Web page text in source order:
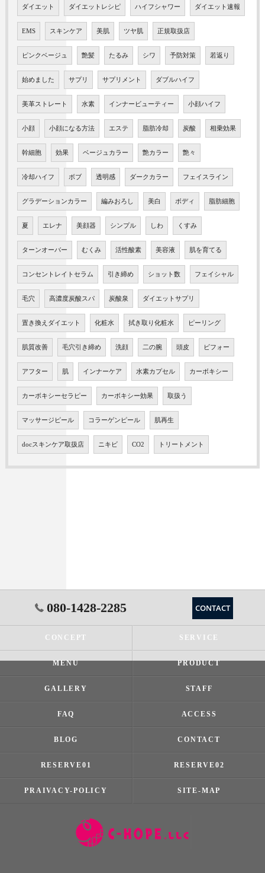
ダイエット ダイエットレシピ ハイフシャワー ダイエット速報
EMS スキンケア 美肌 ツヤ肌 正規取扱店
ピンクベージュ 艶髪 たるみ シワ 予防対策 若返り
始めました サプリ サプリメント ダブルハイフ
美革ストレート 水素 インナービューティー 小顔ハイフ
小顔 小顔になる方法 エステ 脂肪冷却 炭酸 相乗効果
幹細胞 効果 ベージュカラー 艶カラー 艶々
冷却ハイフ ボブ 透明感 ダークカラー フェイスライン
グラデーションカラー 編みおろし 美白 ボディ 脂肪細胞
夏 エレナ 美顔器 シンプル しわ くすみ
ターンオーバー むくみ 活性酸素 美容液 肌を育てる
コンセントレイトセラム 引き締め ショット数 フェイシャル
毛穴 高濃度炭酸スパ 炭酸泉 ダイエットサプリ
置き換えダイエット 化粧水 拭き取り化粧水 ピーリング
肌質改善 毛穴引き締め 洗顔 二の腕 頭皮 ビフォー
アフター 肌 インナーケア 水素カプセル カーボキシー
カーボキシーセラピー カーボキシー効果 取扱う
マッサージピール コラーゲンピール 肌再生
docスキンケア取扱店 ニキビ CO2 トリートメント
080-1428-2285 CONTACT
CONCEPT SERVICE
MENU PRODUCT
GALLERY STAFF
FAQ ACCESS
BLOG CONTACT
RESERVE01 RESERVE02
PRAIVACY-POLICY SITE-MAP